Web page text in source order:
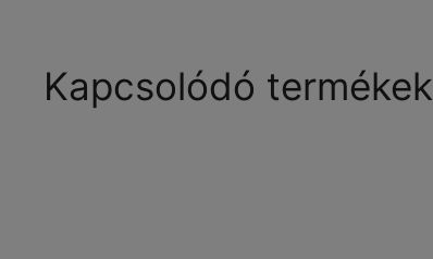
van.
A
Kapcsolódó termékek